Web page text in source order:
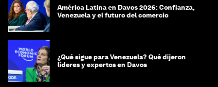
América Latina en Davos 2026: Confianza,
Venezuela y el futuro del comercio
¿Qué sigue para Venezuela? Qué dijeron
líderes y expertos en Davos